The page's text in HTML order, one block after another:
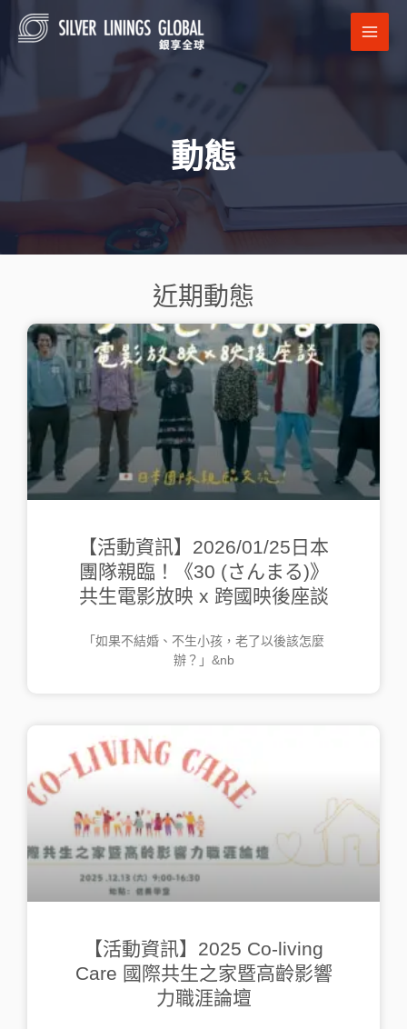
動態
近期動態
【活動資訊】2026/01/25日本
團隊親臨！《30 (さんまる)》
共生電影放映 x 跨國映後座談
「如果不結婚、不生小孩，老了以後該怎麼
辦？」&nb
【活動資訊】2025 Co-living
Care 國際共生之家暨高齡影響
力職涯論壇